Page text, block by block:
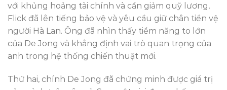
với khủng hoảng tài chính và cần giảm quỹ lương,
Flick đã lên tiếng bảo vệ và yêu cầu giữ chân tiền vệ
người Hà Lan. Ông đã nhìn thấy tiềm năng to lớn
của De Jong và khẳng định vai trò quan trọng của
anh trong hệ thống chiến thuật mới.
Thứ hai, chính De Jong đã chứng minh được giá trị